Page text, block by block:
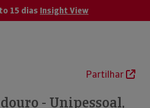
15 dias Insight View
Partilhar
- Unipessoal,